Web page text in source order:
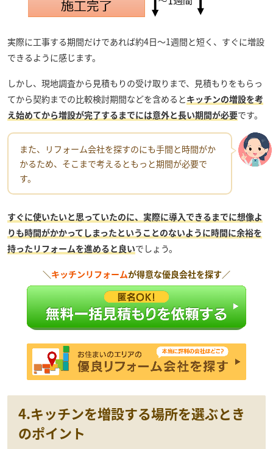
実際に工事する期間だけであれば約4日～1週間と短く、すぐに増設
できるように感じます。
しかし、現地調査から見積もりの受け取りまで、見積もりをもらっ
てから契約までの比較検討期間などを含めるとキッチンの増設を考
え始めてから増設が完了するまでには意外と長い期間が必要です。
また、リフォーム会社を探すのにも手間と時間がか
かるため、そこまで考えるともっと期間が必要で
す。
すぐに使いたいと思っていたのに、実際に導入できるまでに想像よ
りも時間がかかってしまったということのないように時間に余裕を
持ったリフォームを進めると良いでしょう。
＼ キッチンリフォームが得意な優良会社を探す／
4.キッチンを増設する場所を選ぶとき
のポイント